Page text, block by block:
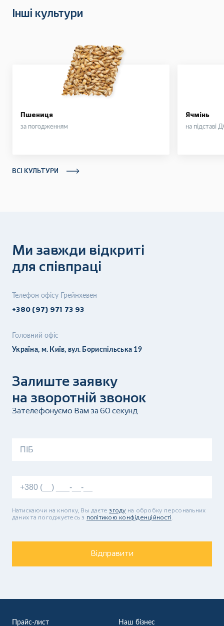
Інші культури
Пшениця
за погодженням
Ячмінь
на підставі
ВСІ КУЛЬТУРИ
Ми завжди відкриті
для співпраці
Телефон офісу Грейнхевен
+380 (97) 971 73 93
Головний офіс
Україна, м. Київ, вул. Бориспільська 19
Залиште заявку
на зворотній звонок
Зателефонуємо Вам за 60 секунд
Натискаючи на кнопку, Вы даєтезгоду на обробку персональних
даних та погоджуєтесь з політикою конфіденційності.
Відправити
Прайс-лист Наш бізнес